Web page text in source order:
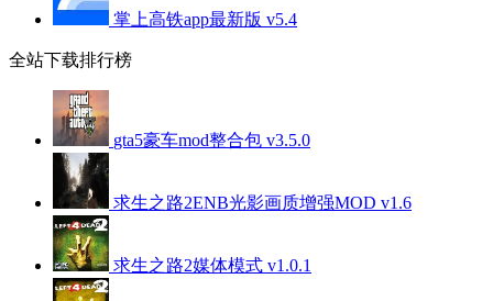
掌上高铁app最新版 v5.4
全站下载排行榜
gta5豪车mod整合包 v3.5.0
求生之路2ENB光影画质增强MOD v1.6
求生之路2媒体模式 v1.0.1